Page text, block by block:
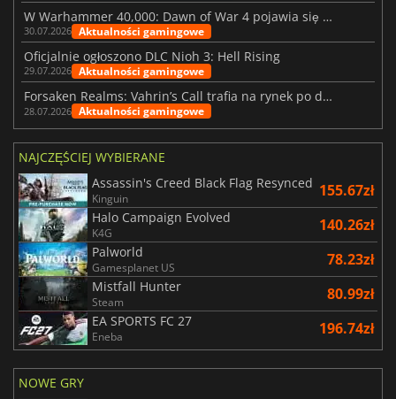
W Warhammer 40,000: Dawn of War 4 pojawia się frakcja Nekronów
30.07.2026 Aktualności gamingowe
Oficjalnie ogłoszono DLC Nioh 3: Hell Rising
29.07.2026 Aktualności gamingowe
Forsaken Realms: Vahrin’s Call trafia na rynek po dziesięciu latach prac
28.07.2026 Aktualności gamingowe
NAJCZĘŚCIEJ WYBIERANE
Assassin's Creed Black Flag Resynced
Kinguin 155.67zł
Halo Campaign Evolved
K4G 140.26zł
Palworld
Gamesplanet US 78.23zł
Mistfall Hunter
Steam 80.99zł
EA SPORTS FC 27
Eneba 196.74zł
NOWE GRY